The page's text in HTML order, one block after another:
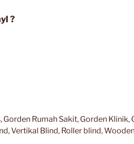
?
Rumah Sakit, Gorden
Vertikal Blind, Roller blind,